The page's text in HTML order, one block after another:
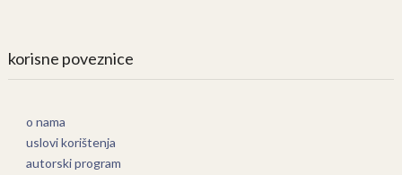
korisne poveznice
o nama
uslovi korištenja
autorski program